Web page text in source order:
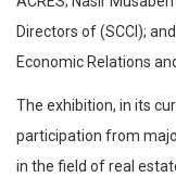
Directors of (SCCI);
Economic Relations
The exhibition, in its
participation from
in the field of real